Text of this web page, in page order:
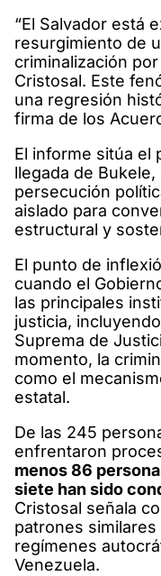
“El Salvador está
resurgimiento de
criminalización
Cristosal. Este
una regresión
firma de los
El informe sitúa el
llegada de
persecución
aislado para
estructural y
El punto de
cuando el
las principales
justicia,
Suprema de
momento, la
como el
estatal.
De las 245
enfrentaron
menos 86
siete han sido
Cristosal señala
patrones
regímenes
Venezuela.